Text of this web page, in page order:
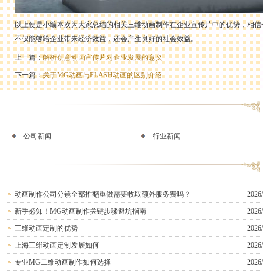
以上便是小编本次为大家总结的相关三维动画制作在企业宣传片中的优势，相
不仅能够给企业带来经济效益，还会产生良好的社会效益。
上一篇：解析创意动画宣传片对企业发展的意义
下一篇：关于MG动画与FLASH动画的区别介绍
公司新闻 行业新闻
动画制作公司分镜全部推翻重做需要收取额外服务费吗？
新手必知！MG动画制作关键步骤避坑指南
三维动画定制的优势
上海三维动画定制发展如何
专业MG二维动画制作如何选择